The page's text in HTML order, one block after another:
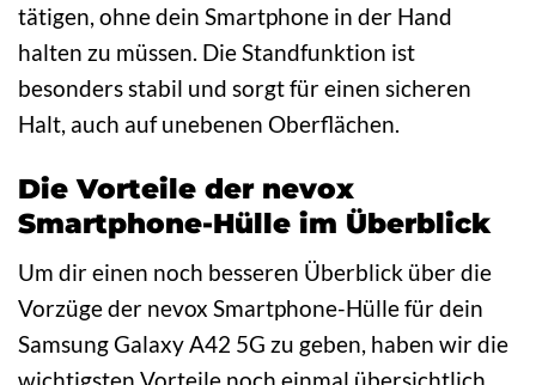
tätigen, ohne dein Smartphone in der Hand
halten zu müssen. Die Standfunktion ist
besonders stabil und sorgt für einen sicheren
Halt, auch auf unebenen Oberflächen.
Die Vorteile der nevox
Smartphone-Hülle im Überblick
Um dir einen noch besseren Überblick über die
Vorzüge der nevox Smartphone-Hülle für dein
Samsung Galaxy A42 5G zu geben, haben wir die